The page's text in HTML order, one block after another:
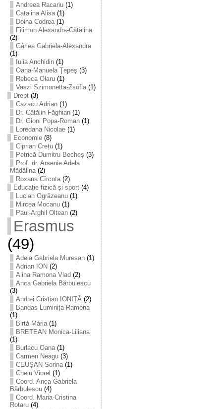
Andreea Racariu(1)
Catalina Alisa(1)
Doina Codrea(1)
Filimon Alexandra-Cătălina
(2)
Gârlea Gabriela-Alexandra
(1)
Iulia Anchidin(1)
Oana-Manuela Ţepeş (3)
Rebeca Olaru(1)
Vaszi Szimonetta-Zsófia(1)
Drept(3)
Cazacu Adrian(1)
Dr. Cătălin Făghian(1)
Dr. Gioni Popa-Roman(1)
Loredana Nicolae(1)
Economie(8)
Ciprian Crețu(1)
Petrică Dumitru Becheș (3)
Prof. dr. Arsenie Adela
Mădălina(2)
Roxana Cîrcota(2)
Educaţie fizică şi sport(4)
Lucian Ogrăzeanu(1)
Mircea Mocanu(1)
Paul-Arghil Oltean(2)
Erasmus
(49)
Adela Gabriela Mureșan(1)
Adrian ION (2)
Alina Ramona Vlad (2)
Anca Gabriela Bărbulescu
(3)
Andrei Cristian IONIȚĂ(2)
Bandas Luminița-Ramona
(1)
Birtá Mária(1)
BRETEAN Monica-Liliana
(1)
Burlacu Oana(1)
Carmen Neagu(3)
CEUȘAN Sorina(1)
Chelu Viorel (1)
Coord. Anca Gabriela
Bărbulescu(4)
Coord. Maria-Cristina
Rotaru(4)